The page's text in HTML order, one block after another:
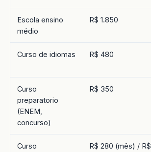
Escola ensino
médio
R$ 1.850
Curso de idiomas R$ 480
Curso
preparatorio
(ENEM,
concurso)
R$ 350
Curso
R$ 280 (mês) / R$